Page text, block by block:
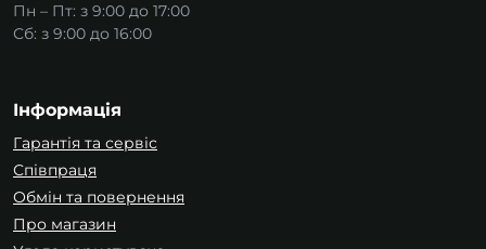
енергетиків та механіків.
оснащені храповим механізмом. Це пристрій,
завдяки спеціальній шестерні, дозволяє легко
регулювати наголів'я каски під розмір голови,
забезпечуючи комфорт і безпеку при носінні.
Такий механізм особливо важливий при
Пн – Пт: з 9:00 до 17:00
Сб: з 9:00 до 16:00
Інформація
Гарантія та сервіс
Співпраця
Обмін та повернення
Про магазин